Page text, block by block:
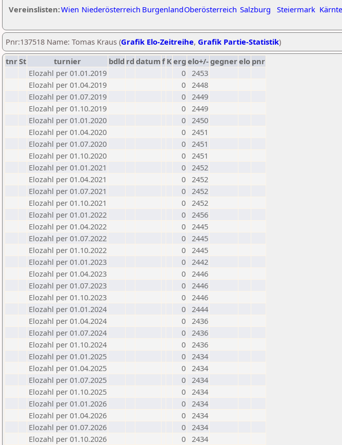
Vereinslisten:Wien Niederösterreich BurgenlandOberösterreich Salzburg Steiermark
Pnr:137518 Name: Tomas Kraus (Grafik Elo-Zeitreihe, Grafik Partie-Statistik)
tnrSt turnier bdld rd datumf Kerg elo+/-gegnerelo pnr
Elozahl per 01.01.2019
0 2453
Elozahl per 01.04.2019
0 2448
Elozahl per 01.07.2019
0 2449
Elozahl per 01.10.2019
0 2449
Elozahl per 01.01.2020
0 2450
Elozahl per 01.04.2020
0 2451
Elozahl per 01.07.2020
0 2451
Elozahl per 01.10.2020
0 2451
Elozahl per 01.01.2021
0 2452
Elozahl per 01.04.2021
0 2452
Elozahl per 01.07.2021
0 2452
Elozahl per 01.10.2021
0 2452
Elozahl per 01.01.2022
0 2456
Elozahl per 01.04.2022
0 2445
Elozahl per 01.07.2022
0 2445
Elozahl per 01.10.2022
0 2445
Elozahl per 01.01.2023
0 2442
Elozahl per 01.04.2023
0 2446
Elozahl per 01.07.2023
0 2446
Elozahl per 01.10.2023
0 2446
Elozahl per 01.01.2024
0 2444
Elozahl per 01.04.2024
0 2436
Elozahl per 01.07.2024
0 2436
Elozahl per 01.10.2024
0 2436
Elozahl per 01.01.2025
0 2434
Elozahl per 01.04.2025
0 2434
Elozahl per 01.07.2025
0 2434
Elozahl per 01.10.2025
0 2434
Elozahl per 01.01.2026
0 2434
Elozahl per 01.04.2026
0 2434
Elozahl per 01.07.2026
0 2434
Elozahl per 01.10.2026
0 2434